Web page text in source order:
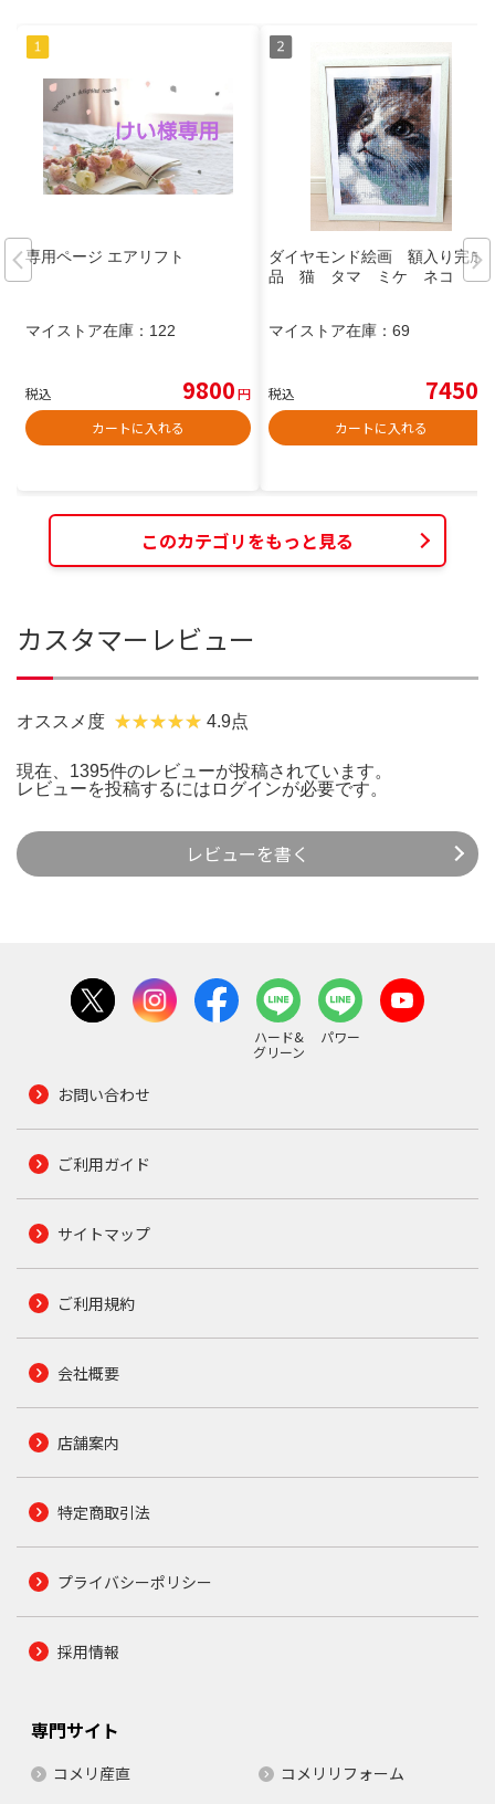
専用ページ エアリフト
マイストア在庫： 122
税込 9800円
カートに入れる
ダイヤモンド絵画 額入り完成
品 猫 タマ ミケ ネコ
マイストア在庫： 69
税込 7450
カートに入れる
このカテゴリをもっと見る
カスタマーレビュー
オススメ度 4.9点
現在、1395件のレビューが投稿されています。
レビューを投稿するには ログインが必要です。
レビューを書く
ハード&
グリーン
パワー
お問い合わせ
ご利用ガイド
サイトマップ
ご利用規約
会社概要
店舗案内
特定商取引法
プライバシーポリシー
採用情報
専門サイト
コメリ産直 コメリリフォーム